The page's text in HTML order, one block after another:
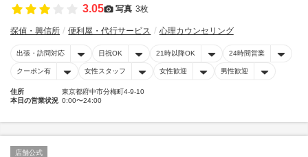
3.05 写真 3枚
探偵・興信所 便利屋・代行サービス 心理カウンセリング
出張・訪問対応 日祝OK 21時以降OK 24時間営業
クーポン有 女性スタッフ 女性歓迎 男性歓迎
住所
東京都府中市分梅町4-9-10
本日の営業状況 0:00〜24:00
店舗公式